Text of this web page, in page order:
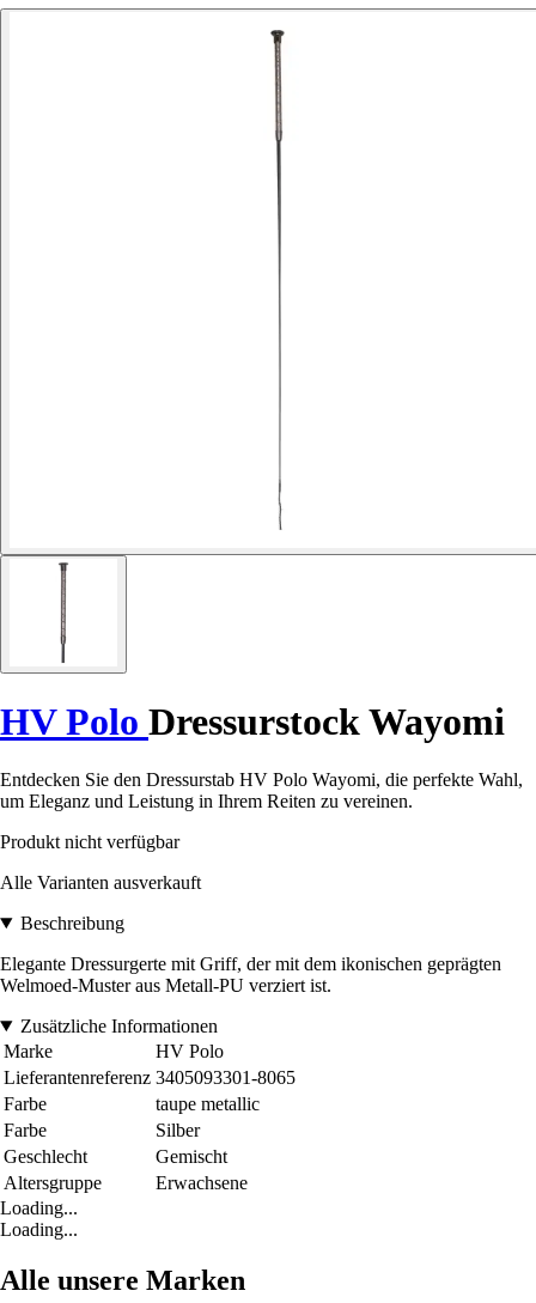
HV Polo Dressurstock Wayomi
Entdecken Sie den Dressurstab HV Polo Wayomi, die perfekte Wahl,
um Eleganz und Leistung in Ihrem Reiten zu vereinen.
Produkt nicht verfügbar
Alle Varianten ausverkauft
Beschreibung
Elegante Dressurgerte mit Griff, der mit dem ikonischen geprägten
Welmoed-Muster aus Metall-PU verziert ist.
Zusätzliche Informationen
Marke
HV Polo
Lieferantenreferenz 3405093301-8065
Farbe
taupe metallic
Farbe
Silber
Geschlecht
Gemischt
Altersgruppe
Erwachsene
Loading...
Loading...
Alle unsere Marken